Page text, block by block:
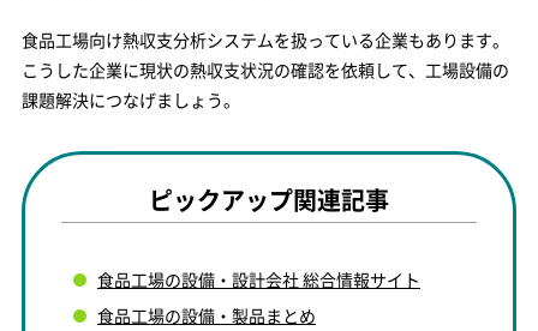
食品工場向け熱収支分析システムを扱っている企業もあります。
こうした企業に現状の熱収支状況の確認を依頼して、工場設備の
課題解決につなげましょう。
ピックアップ関連記事
食品工場の設備・設計会社 総合情報サイト
食品工場の設備・製品まとめ